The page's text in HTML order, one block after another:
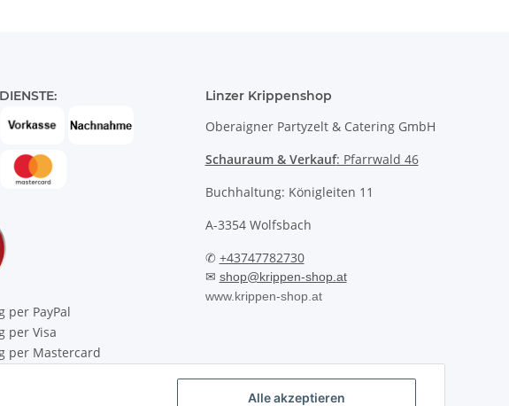
Alle akzeptieren
Linzer Krippenshop
Oberaigner Partyzelt & Catering GmbH
Schauraum & Verkauf: Pfarrwald 46
Buchhaltung: Königleiten 11
A-3354 Wolfsbach
✆ +43747782730
✉ shop@krippen-shop.at
www.krippen-shop.at